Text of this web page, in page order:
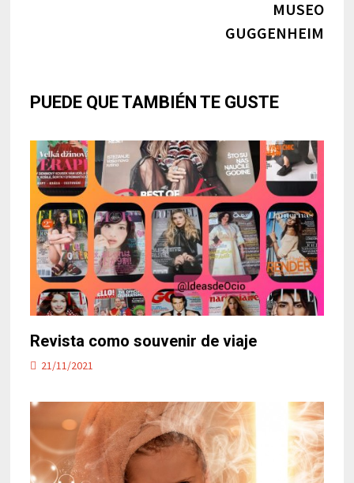
MUSEO
GUGGENHEIM
PUEDE QUE TAMBIÉN TE GUSTE
Revista como souvenir de viaje
21/11/2021